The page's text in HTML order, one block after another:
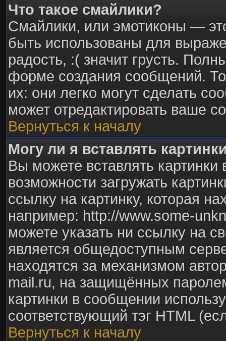
Что такое смайлики?
Смайлики, или эмотиконы —
быть использованы для
радость, :( значит грусть.
форме создания сообщений.
их: они легко могут сделать
может отредактировать ваше
Вернуться к началу
Могу ли я вставлять
Вы можете вставлять
возможности загружать
ссылку на картинку, которая
например: http://www.some-
можете указать ни ссылку на
является общедоступным
находятся за механизмом
mail.ru, на защищённых
картинки в сообщении
соответствующий тэг HTML
Вернуться к началу